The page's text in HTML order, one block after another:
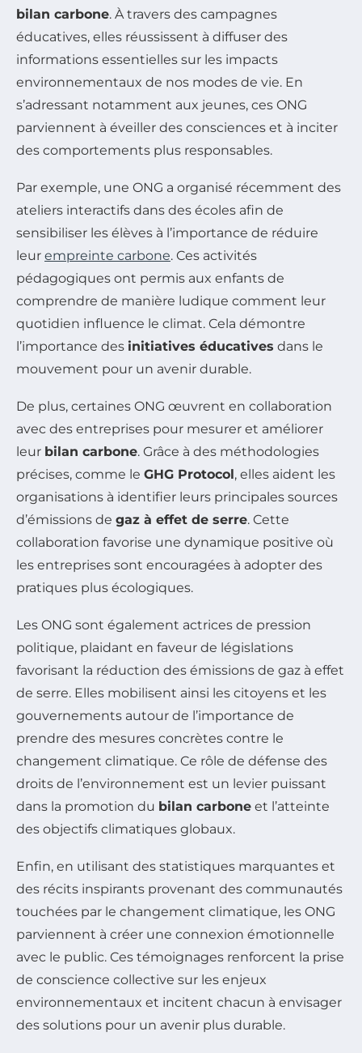
bilan carbone. À travers des campagnes
éducatives, elles réussissent à diffuser des
informations essentielles sur les impacts
environnementaux de nos modes de vie. En
s’adressant notamment aux jeunes, ces ONG
parviennent à éveiller des consciences et à inciter
des comportements plus responsables.
Par exemple, une ONG a organisé récemment des
ateliers interactifs dans des écoles afin de
sensibiliser les élèves à l’importance de réduire
leur empreinte carbone. Ces activités
pédagogiques ont permis aux enfants de
comprendre de manière ludique comment leur
quotidien influence le climat. Cela démontre
l’importance des initiatives éducatives dans le
mouvement pour un avenir durable.
De plus, certaines ONG œuvrent en collaboration
avec des entreprises pour mesurer et améliorer
leur bilan carbone. Grâce à des méthodologies
précises, comme le GHG Protocol, elles aident les
organisations à identifier leurs principales sources
d’émissions de gaz à effet de serre. Cette
collaboration favorise une dynamique positive où
les entreprises sont encouragées à adopter des
pratiques plus écologiques.
Les ONG sont également actrices de pression
politique, plaidant en faveur de législations
favorisant la réduction des émissions de gaz à effet
de serre. Elles mobilisent ainsi les citoyens et les
gouvernements autour de l’importance de
prendre des mesures concrètes contre le
changement climatique. Ce rôle de défense des
droits de l’environnement est un levier puissant
dans la promotion du bilan carbone et l’atteinte
des objectifs climatiques globaux.
Enfin, en utilisant des statistiques marquantes et
des récits inspirants provenant des communautés
touchées par le changement climatique, les ONG
parviennent à créer une connexion émotionnelle
avec le public. Ces témoignages renforcent la prise
de conscience collective sur les enjeux
environnementaux et incitent chacun à envisager
des solutions pour un avenir plus durable.